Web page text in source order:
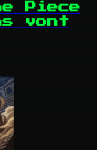
Piece
vont